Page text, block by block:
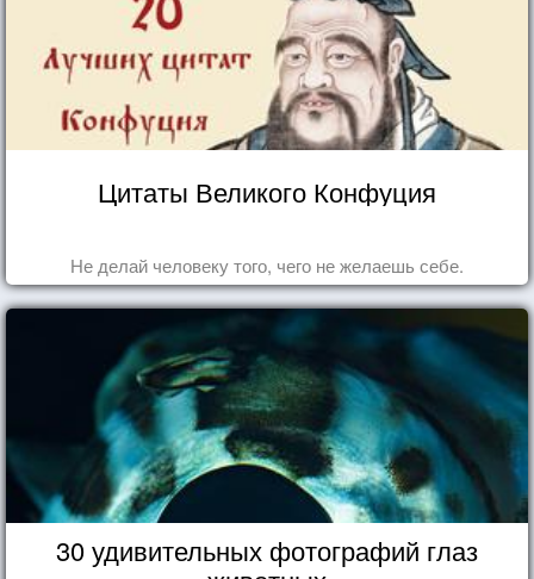
Цитаты Великого Конфуция
Не делай человеку того, чего не желаешь себе.
30 удивительных фотографий глаз